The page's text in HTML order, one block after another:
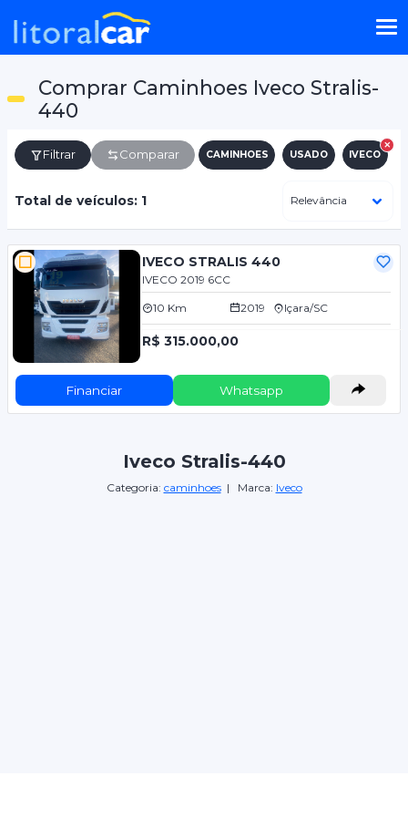
Comprar Caminhoes Iveco Stralis-
440
Filtrar Comparar CAMINHOES USADO IVECO
Total de veículos: 1
IVECO STRALIS 440
IVECO 2019 6CC
10 Km 2019 Içara/SC
R$ 315.000,00
Financiar Whatsapp
Iveco Stralis-440
Categoria: caminhoes| Marca: Iveco